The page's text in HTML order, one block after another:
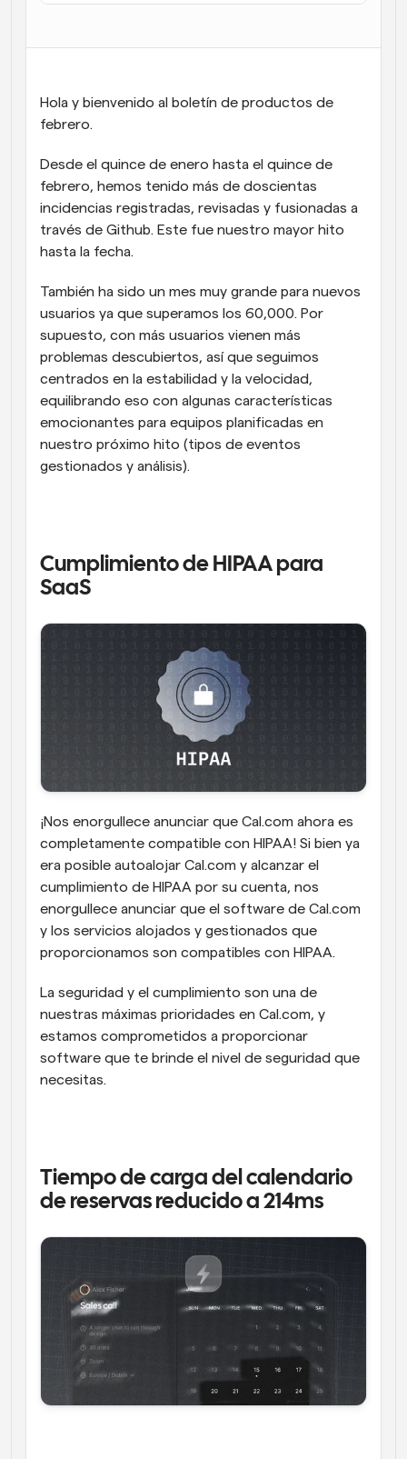
Programación potenciadda con llamadas
Automatiza la programación y los recordatorios
Mantente al día con las últimas noticias y
actualizaciones
Reuniones Instantáneas
Reúnete con clientes en minutos
Enlaces de Grupo Dinámico
Reserva reuniones de forma fluida con varias personas
Webhooks
Recibe notificaciones cuando ocurra algo
Hola y bienvenido al boletín de productos de
febrero.
Desde el quince de enero hasta el quince de
febrero, hemos tenido más de doscientas
incidencias registradas, revisadas y fusionadas a
través de Github. Este fue nuestro mayor hito
hasta la fecha.
También ha sido un mes muy grande para nuevos
usuarios ya que superamos los 60,000. Por
supuesto, con más usuarios vienen más
problemas descubiertos, así que seguimos
centrados en la estabilidad y la velocidad,
equilibrando eso con algunas características
emocionantes para equipos planificadas en
nuestro próximo hito (tipos de eventos
gestionados y análisis).
Cumplimiento de HIPAA para
SaaS
¡Nos enorgullece anunciar que Cal.com ahora es
completamente compatible con HIPAA! Si bien ya
era posible autoalojar Cal.com y alcanzar el
cumplimiento de HIPAA por su cuenta, nos
enorgullece anunciar que el software de Cal.com
y los servicios alojados y gestionados que
proporcionamos son compatibles con HIPAA.
La seguridad y el cumplimiento son una de
nuestras máximas prioridades en Cal.com, y
estamos comprometidos a proporcionar
software que te brinde el nivel de seguridad que
necesitas.
Tiempo de carga del calendario
de reservas reducido a 214ms